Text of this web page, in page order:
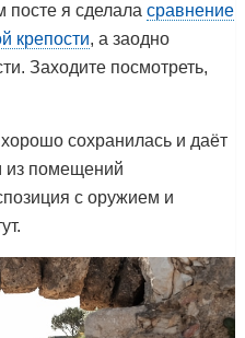
посте я сделала сравнение
крепости, а заодно
Заходите посмотреть,
сохранилась и даёт
помещений
с оружием и